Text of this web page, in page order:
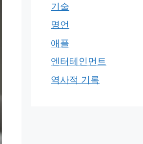
기술
명언
애플
엔터테인먼트
역사적 기록